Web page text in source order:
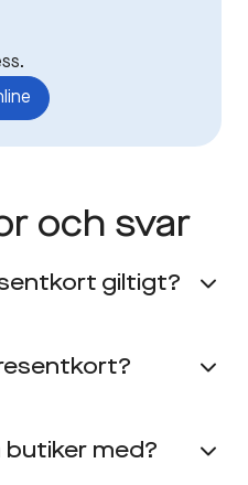
och svar
giltigt?
butiker med?